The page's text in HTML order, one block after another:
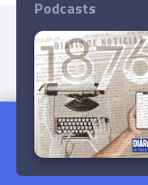
Dia do
Inteligência
Ler Artigo
Podcasts